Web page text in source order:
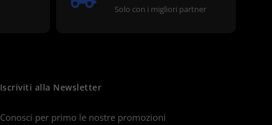
Solo con i migliori partner
Iscriviti alla Newsletter
Conosci per primo le nostre promozioni